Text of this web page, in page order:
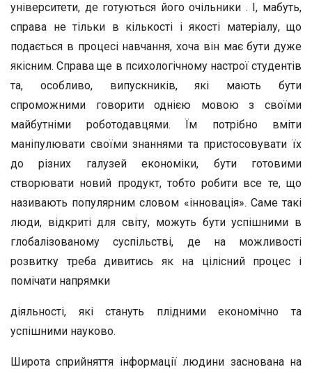
університети, де готуються його очільники . І, мабуть,
справа не тільки в кількості і якості матеріалу, що
подається в процесі навчання, хоча він має бути дуже
якісним. Справа ще в психологічному настрої студентів
та, особливо, випускників, які мають бути
спроможними говорити однією мовою з своїми
майбутніми роботодавцями. Їм потрібно вміти
маніпулювати своїми знаннями та пристосовувати їх
до різних галузей економіки, бути готовими
створювати новий продукт, тобто робити все те, що
називають популярним словом «інновація». Саме такі
люди, відкриті для світу, можуть бути успішними в
глобалізованому суспільстві, де на можливості
розвитку треба дивитись як на цілісний процес і
помічати напрямки
діяльності, які стануть плідними економічно та
успішними науково.
Широта сприйняття інформації людини заснована на